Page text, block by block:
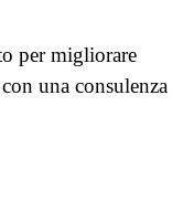
per migliorare
una consulenza